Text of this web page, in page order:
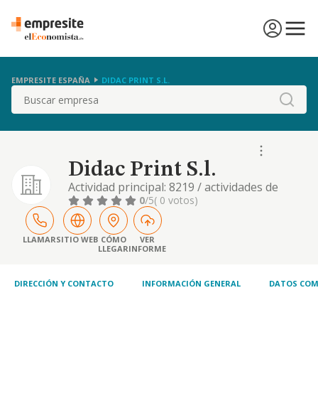
EMPRESITE ESPAÑA DIDAC PRINT S.L.
Buscar
Didac Print S.l.
Actividad principal: 8219 / actividades de
fotocopiado, preparacion de documentos y
otras actividades especializadas de oficina.
otras actividades: 1723 / fabricacion de
articulos de papeleria. 4761 / etc
0/5( 0 votos)
LLAMARSITIO WEB CÓMO
LLEGAR
VER
INFORME
DIRECCIÓN Y CONTACTO INFORMACIÓN GENERAL DATOS